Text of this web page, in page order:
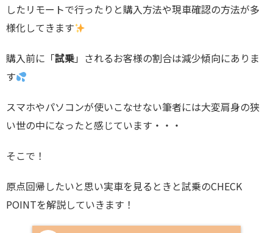
したリモートで行ったりと購入方法や現車確認の方法が多
様化してきます
購入前に「試乗」されるお客様の割合は減少傾向にありま
す
スマホやパソコンが使いこなせない筆者には大変肩身の狭
い世の中になったと感じています・・・
そこで！
原点回帰したいと思い実車を見るときと試乗のCHECK
POINTを解説していきます！